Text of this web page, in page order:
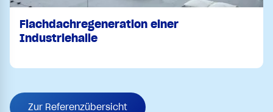
Flachdachregeneration einer
Industriehalle
Zur Referenzübersicht